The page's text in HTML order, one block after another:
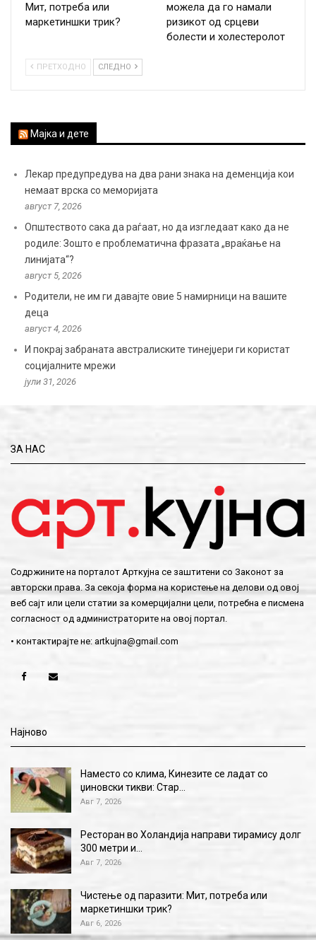
Мит, потреба или
маркетиншки трик?
можела да го намали
ризикот од срцеви
болести и холестеролот
ПРЕТХОДНО СЛЕДНО
Мајка и дете
Лекар предупредува на два рани знака на деменција кои
немаат врска со меморијата
август 7, 2026
Општеството сака да раѓаат, но да изгледаат како да не
родиле: Зошто е проблематична фразата „враќање на
линијата“?
август 5, 2026
Родители, не им ги давајте овие 5 намирници на вашите
деца
август 4, 2026
И покрај забраната австралиските тинејџери ги користат
социјалните мрежи
јули 31, 2026
ЗА НАС
Содржините на порталот Арткујна се заштитени со Законот за
авторски права. За секоја форма на користење на делови од овој
веб сајт или цели статии за комерцијални цели, потребна е писмена
согласност од администраторите на овој портал.
• контактирајте не: artkujna@gmail.com
Најново
Наместо со клима, Кинезите се ладат со
џиновски тикви: Стар…
Авг 7, 2026
Ресторан во Холандија направи тирамису долг
300 метри и…
Авг 7, 2026
Чистење од паразити: Мит, потреба или
маркетиншки трик?
Авг 6, 2026